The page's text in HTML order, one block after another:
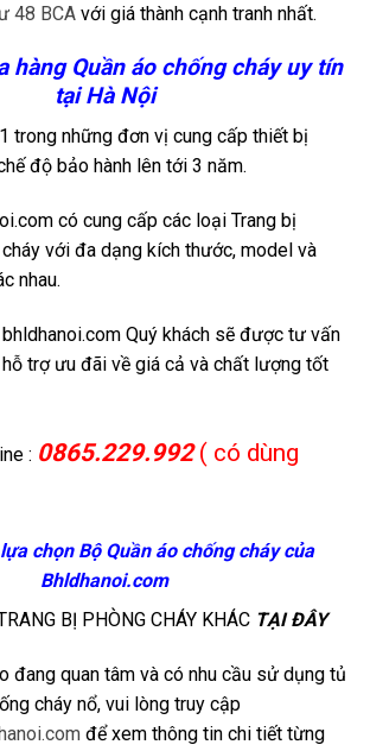
48 BCA với giá thành cạnh tranh nhất.
hàng Quần áo chống cháy uy tín
tại Hà Nội
trong những đơn vị cung cấp thiết bị
độ bảo hành lên tới 3 năm.
có cung cấp các loại Trang bị
với đa dạng kích thước, model và
nhau.
Quý khách sẽ được tư vấn
trợ ưu đãi về giá cả và chất lượng tốt
: 0865.229.992( có dùng
chọn Bộ Quần áo chống cháy của
Bhldhanoi.com
BỊ PHÒNG CHÁY KHÁC TẠI ĐÂY
đang quan tâm và có nhu cầu sử dụng tủ
cháy nổ, vui lòng truy cập
để xem thông tin chi tiết từng